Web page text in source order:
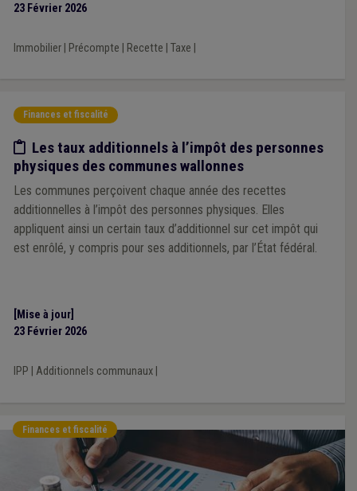
23 Février 2026
Immobilier| Précompte Recette Taxe
Finances et fiscalité
Etude/chiffres
Les taux additionnels à l’impôt des personnes
physiques des communes wallonnes
Les communes perçoivent chaque année des recettes
additionnelles à l’impôt des personnes physiques. Elles
appliquent ainsi un certain taux d’additionnel sur cet impôt qui
est enrôlé, y compris pour ses additionnels, par l’État fédéral.
[Mise à jour]
23 Février 2026
IPP Additionnels communaux|
Finances et fiscalité